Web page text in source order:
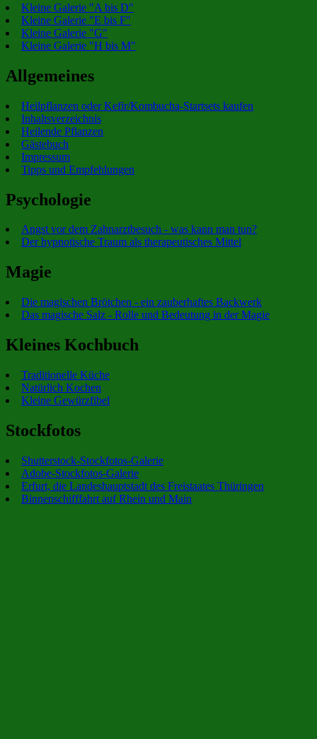
Kleine Galerie "A bis D"
Kleine Galerie "E bis F"
Kleine Galerie "G"
Kleine Galerie "H bis M"
Allgemeines
Heilpflanzen oder Kefir/Kombucha-Startsets kaufen
Inhaltsverzeichnis
Heilende Pflanzen
Gästebuch
Impressum
Tipps und Empfehlungen
Psychologie
Angst vor dem Zahnarztbesuch - was kann man tun?
Der hypnotische Traum als therapeutisches Mittel
Magie
Die magischen Brötchen - ein zauberhaftes Backwerk
Das magische Salz - Rolle und Bedeutung in der Magie
Kleines Kochbuch
Traditionelle Küche
Natürlich Kochen
Kleine Gewürzfibel
Stockfotos
Shutterstock-Stockfotos-Galerie
Adobe-Stockfotos-Galerie
Erfurt, die Landeshauptstadt des Freistaates Thüringen
Binnenschifffahrt auf Rhein und Main